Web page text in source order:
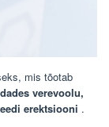
mis tõotab
verevoolu,
erektsiooni .